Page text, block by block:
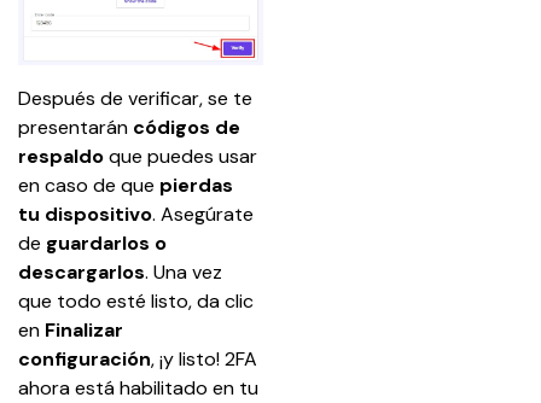
Después de verificar, se te
presentarán códigos de
respaldo que puedes usar
en caso de que pierdas
tu dispositivo. Asegúrate
de guardarlos o
descargarlos. Una vez
que todo esté listo, da clic
en Finalizar
configuración, ¡y listo! 2FA
ahora está habilitado en tu